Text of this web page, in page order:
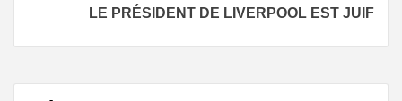
LE PRÉSIDENT DE LIVERPOOL EST JUIF